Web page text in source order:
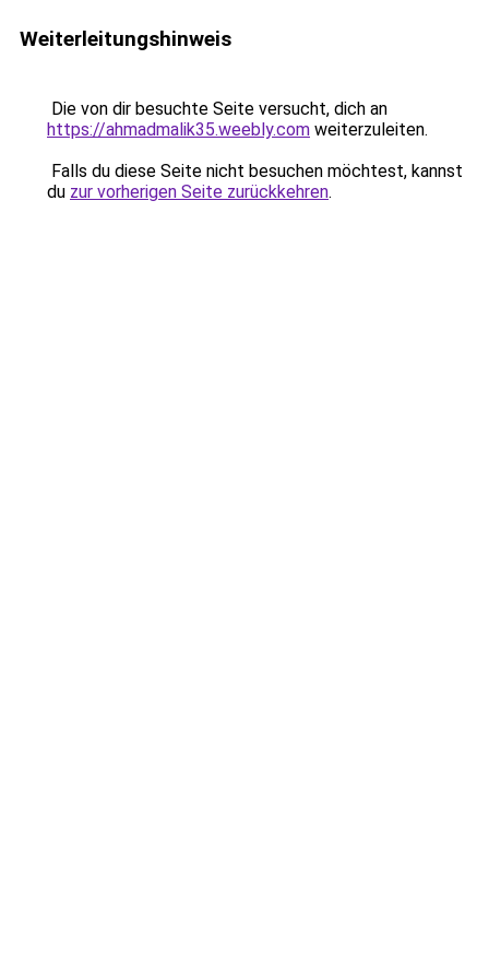
Weiterleitungshinweis
Die von dir besuchte Seite versucht, dich an
https://ahmadmalik35.weebly.com weiterzuleiten.
Falls du diese Seite nicht besuchen möchtest, kannst
du zur vorherigen Seite zurückkehren.